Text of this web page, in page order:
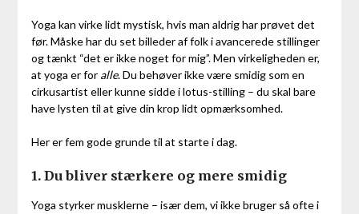
Yoga kan virke lidt mystisk, hvis man aldrig har prøvet det
før. Måske har du set billeder af folk i avancerede stillinger
og tænkt “det er ikke noget for mig”. Men virkeligheden er,
at yoga er for alle. Du behøver ikke være smidig som en
cirkusartist eller kunne sidde i lotus-stilling – du skal bare
have lysten til at give din krop lidt opmærksomhed.
Her er fem gode grunde til at starte i dag.
1. Du bliver stærkere og mere smidig
Yoga styrker musklerne – især dem, vi ikke bruger så ofte i